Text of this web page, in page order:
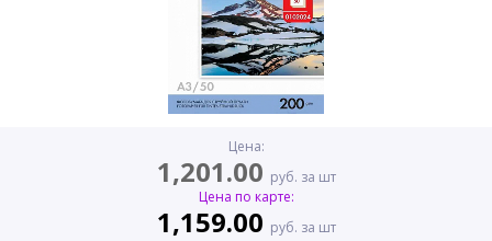
Цена:
1,201.00 руб. за шт
Цена по карте:
1,159.00 руб. за шт